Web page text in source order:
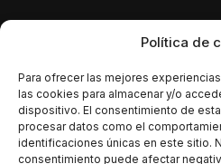
Polí­tica de
Para ofrecer las mejores
las cookies para almacenar y/o
dispositivo. El consentimiento de
procesar datos como el
identificaciones únicas en este sitio.
consentimiento puede afectar